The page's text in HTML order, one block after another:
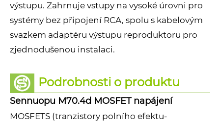
výstupu. Zahrnuje vstupy na vysoké úrovni pro
systémy bez připojení RCA, spolu s kabelovým
svazkem adaptéru výstupu reproduktoru pro
zjednodušenou instalaci.
Podrobnosti o produktu
Sennuopu M70.4d MOSFET napájení
MOSFETS (tranzistory polního efektu-